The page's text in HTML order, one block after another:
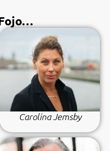
Carolina Jemsby